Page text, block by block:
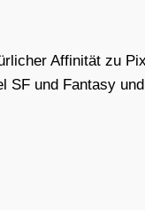
Affinität zu
SF und Fantasy